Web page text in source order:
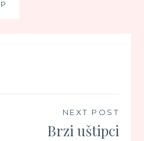
NEXT POST
Brzi uštipci